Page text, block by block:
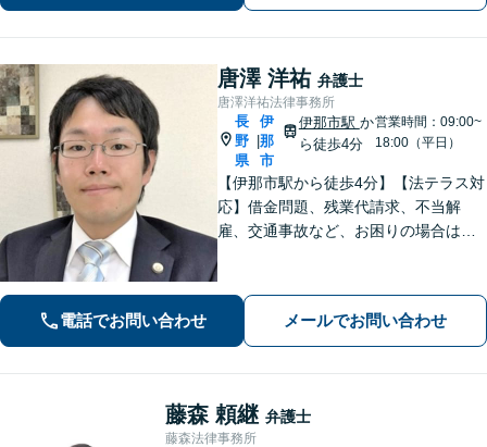
唐澤 洋祐 弁護士
唐澤洋祐法律事務所
長
野
県
伊
那
市
伊那市駅 か
ら徒歩4分
営業時間：09:00~
18:00（平日）
【伊那市駅から徒歩4分】【法テラス対
応】借金問題、残業代請求、不当解
雇、交通事故など、お困りの場合はす
ます!【秘密厳守】【破産管財人】
電話でお問い合わせ メールでお問い合わせ
藤森 頼継 弁護士
藤森法律事務所